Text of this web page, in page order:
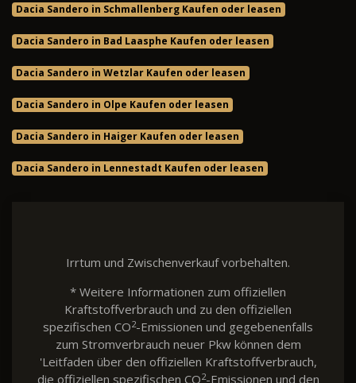
Dacia Sandero in Schmallenberg Kaufen oder leasen
Dacia Sandero in Bad Laasphe Kaufen oder leasen
Dacia Sandero in Wetzlar Kaufen oder leasen
Dacia Sandero in Olpe Kaufen oder leasen
Dacia Sandero in Haiger Kaufen oder leasen
Dacia Sandero in Lennestadt Kaufen oder leasen
Irrtum und Zwischenverkauf vorbehalten.
* Weitere Informationen zum offiziellen
Kraftstoffverbrauch und zu den offiziellen
spezifischen CO2-Emissionen und gegebenenfalls
zum Stromverbrauch neuer Pkw können dem
'Leitfaden über den offiziellen Kraftstoffverbrauch,
die offiziellen spezifischen CO2-Emissionen und den